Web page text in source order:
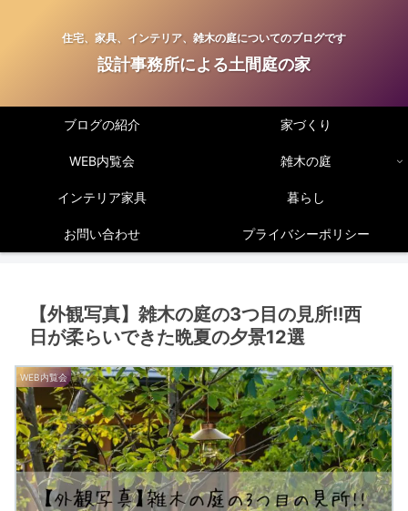
住宅、家具、インテリア、雑木の庭についてのブログです
設計事務所による土間庭の家
ブログの紹介 家づくり
WEB内覧会 雑木の庭
インテリア家具 暮らし
お問い合わせ プライバシーポリシー
【外観写真】雑木の庭の3つ目の見所!!西
日が柔らいできた晩夏の夕景12選
WEB内覧会